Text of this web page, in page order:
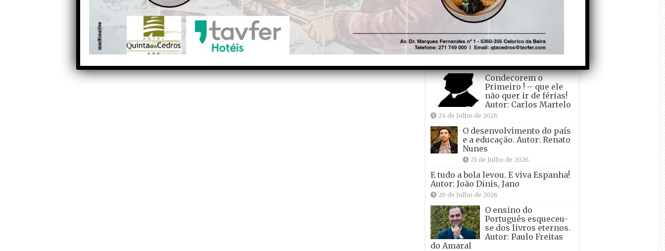
Tadei Pogacar vence o
“Tour” – A “Volta a
França em Bicicleta”
pela quinta vez! Autor:
João Dinis
Condecorem o
Primeiro ! – que ele
não quer ir de férias!
Autor: Carlos Martelo
24 de Julho de 2026
O desenvolvimento do país
e a educação. Autor: Renato
Nunes
21 de Julho de 2026
E tudo a bola levou. E viva Espanha!
Autor: João Dinis, Jano
20 de Julho de 2026
O ensino do
Português esqueceu-
se dos livros eternos.
Autor: Paulo Freitas
do Amaral